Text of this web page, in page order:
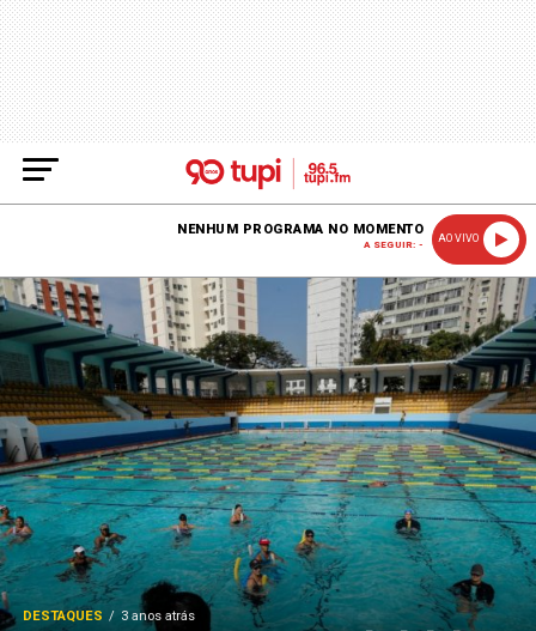
NENHUM PROGRAMA NO MOMENTO
A SEGUIR: -
AO VIVO
DESTAQUES 3 anos atrás